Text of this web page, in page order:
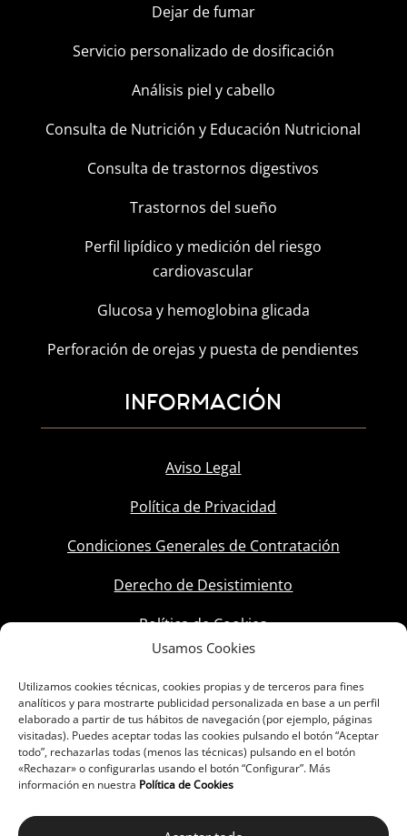
Usamos Cookies
Utilizamos cookies técnicas, cookies propias y de terceros para fines
analíticos y para mostrarte publicidad personalizada en base a un perfil
elaborado a partir de tus hábitos de navegación (por ejemplo, páginas
visitadas). Puedes aceptar todas las cookies pulsando el botón “Aceptar
todo”, rechazarlas todas (menos las técnicas) pulsando en el botón
«Rechazar» o configurarlas usando el botón “Configurar”. Más
información en nuestra Política de Cookies
Dejar de fumar
Servicio personalizado de dosificación
Análisis piel y cabello
Consulta de Nutrición y Educación Nutricional
Consulta de trastornos digestivos
Trastornos del sueño
Perfil lipídico y medición del riesgo
cardiovascular
Glucosa y hemoglobina glicada
Perforación de orejas y puesta de pendientes
INFORMACIÓN
Aviso Legal
Política de Privacidad
Condiciones Generales de Contratación
Derecho de Desistimiento
Política de Cookies